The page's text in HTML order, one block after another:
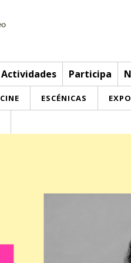
Actividades Participa
CINE ESCÉNICAS